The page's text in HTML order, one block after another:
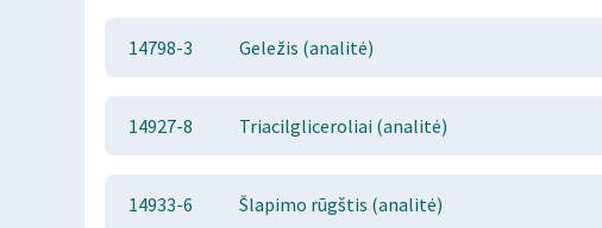
14798-3 Geležis (analitė)
14927-8 Triacilgliceroliai (analitė)
14933-6 Šlapimo rūgštis (analitė)